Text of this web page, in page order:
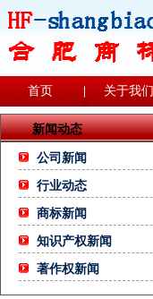
首页 关于我们
新闻动态
公司新闻
行业动态
商标新闻
知识产权新闻
著作权新闻